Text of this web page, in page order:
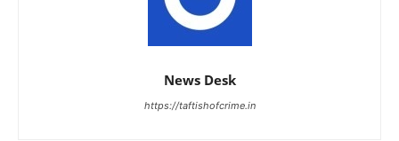
News Desk
https://taftishofcrime.in